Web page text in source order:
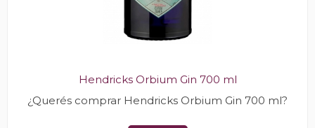
Hendricks Orbium Gin 700 ml
¿Querés comprar Hendricks Orbium Gin 700 ml?